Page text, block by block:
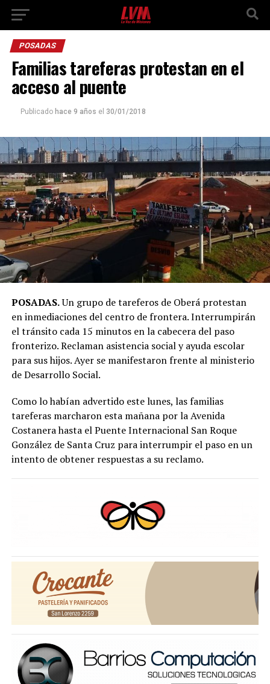
POSADAS
Familias tareferas protestan en el
acceso al puente
Publicado hace 9 años el 30/01/2018
POSADAS.Un grupo de tareferos de Oberá protestan
en inmediaciones del centro de frontera. Interrumpirán
el tránsito cada 15 minutos en la cabecera del paso
fronterizo. Reclaman asistencia social y ayuda escolar
para sus hijos. Ayer se manifestaron frente al ministerio
de Desarrollo Social.
Como lo habían advertido este lunes, las familias
tareferas marcharon esta mañana por la Avenida
Costanera hasta el Puente Internacional San Roque
González de Santa Cruz para interrumpir el paso en un
intento de obtener respuestas a su reclamo.